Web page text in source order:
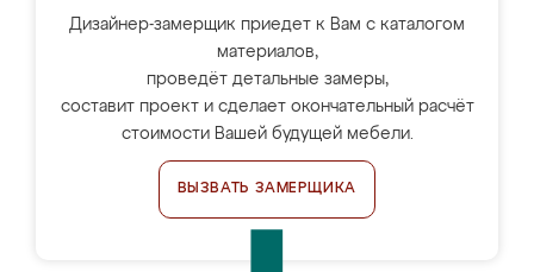
Дизайнер-замерщик приедет к Вам с каталогом
материалов,
проведёт детальные замеры,
составит проект и сделает окончательный расчёт
стоимости Вашей будущей мебели.
ВЫЗВАТЬ ЗАМЕРЩИКА